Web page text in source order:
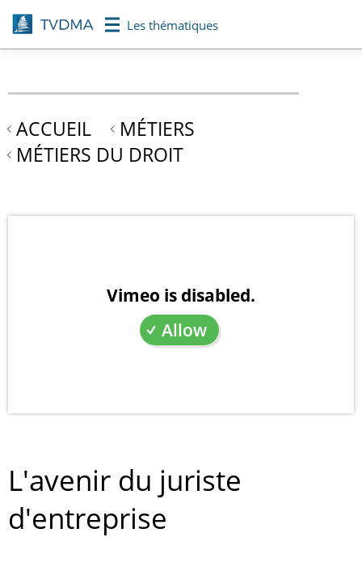
Aller
au
contenu
Les thématiques
ACCUEIL
MÉTIERS
MÉTIERS DU DROIT
Vimeo is disabled.
Allow
L'avenir du juriste
d'entreprise